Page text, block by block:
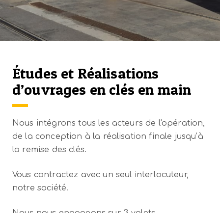
Études et Réalisations
d’ouvrages en clés en main
Nous intégrons tous les acteurs de l'opération,
de la conception à la réalisation finale jusqu’à
la remise des clés.
Vous contractez avec un seul interlocuteur,
notre société.